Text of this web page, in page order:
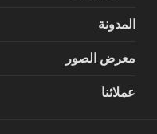
المدونة
معرض الصور
عملائنا